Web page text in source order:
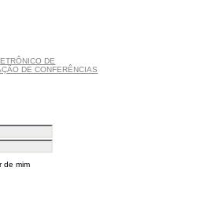
DE
DE CONFERÊNCIAS
de mim